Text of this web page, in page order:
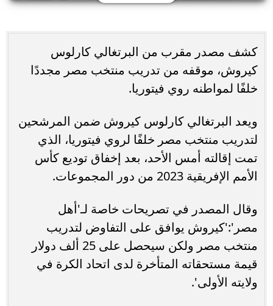
كشف مصدر مقرب من البرتغالي كارلوس
كيروش، موقفه من تدريب منتخب مصر مجددًا
خلفًا لمواطنه روي فيتوريا.
ويعد البرتغالي كارلوس كيروش ضمن المرشحين
لتدريب منتخب مصر خلفًا لروي فيتوريا، الذي
تمت إقالته أمس الأحد، بعد إخفاق توديع كأس
الأمم الإفريقية 2023 من دور المجموعات.
وقال المصدر في تصريحات خاصة لـ'أهل
مصر':'كيروش يوافق على التفاوض لتدريب
منتخب مصر ولكن سيحصل على 25 ألف دولار
قيمة مستحقاته المتأخرة لدى اتحاد الكرة في
ولايته الأولى'.